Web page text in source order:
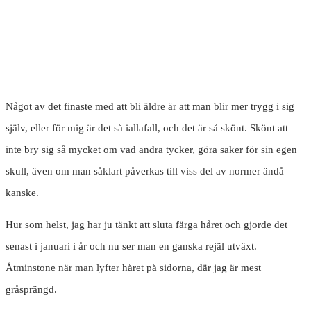
Något av det finaste med att bli äldre är att man blir mer trygg i sig
själv, eller för mig är det så iallafall, och det är så skönt. Skönt att
inte bry sig så mycket om vad andra tycker, göra saker för sin egen
skull, även om man såklart påverkas till viss del av normer ändå
kanske.
Hur som helst, jag har ju tänkt att sluta färga håret och gjorde det
senast i januari i år och nu ser man en ganska rejäl utväxt.
Åtminstone när man lyfter håret på sidorna, där jag är mest
gråsprängd.